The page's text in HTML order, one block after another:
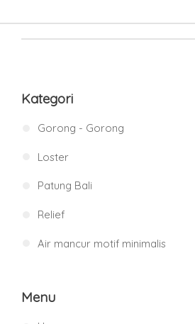
Kategori
Gorong - Gorong
Loster
Patung Bali
Relief
Air mancur motif minimalis
Menu